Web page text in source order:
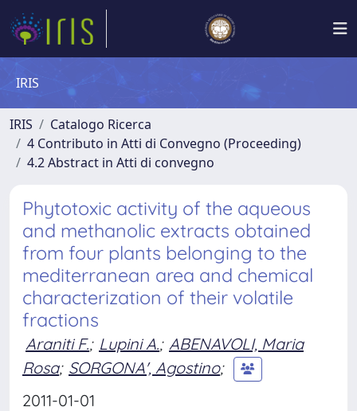
IRIS
IRIS
Catalogo Ricerca
4 Contributo in Atti di Convegno (Proceeding)
4.2 Abstract in Atti di convegno
Phytotoxic activity of the aqueous
and methanolic extracts obtained
from four plants belonging to the
mediterranean area and chemical
characterization of their volatile
fractions
Araniti F.; Lupini A.; ABENAVOLI, Maria
Rosa; SORGONA', Agostino;
2011-01-01